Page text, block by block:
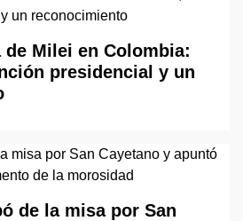
de Milei en Colombia:
presidencial y un
de la misa por San